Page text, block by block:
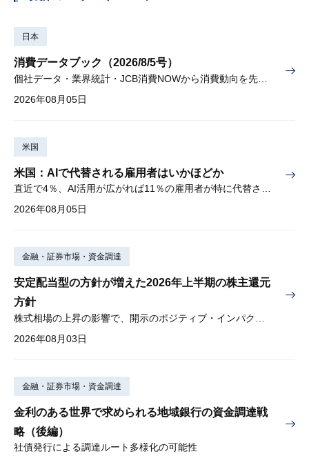
日本
消費データブック（2026/8/5号）
2026年08月05日
米国
米国：AIで代替される雇用者はいかほどか
直近で4％、AI活用が広がれば11％の雇用者が特に代替されやすい
2026年08月05日
金融・証券市場・資金調達
安定配当型の方針が増えた2026年上半期の株主還元
方針
2026年08月03日
金融・証券市場・資金調達
金利のある世界で求められる地域銀行の資金調達戦
略（後編）
社債発行による調達ルート多様化の可能性